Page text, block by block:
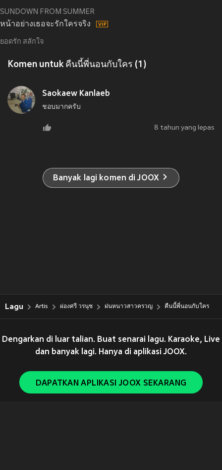
SUNDOWN FROM SUMMER
หน้าอย่างเธอจะรักใครจริง
ยอดรัก สลักใจ
Komen untuk คืนนี้พี่นอนกับใคร (1)
Saokaew Kanlaeb
ชอบมากครับ
8 tahun yang lepas
Banyak lagi komen di JOOX
Lagu Artis ผ่องศรี วรนุช ฝนหนาวสาวครวญ คืนนี้พี่นอนกับใคร
Dengarkan di luar talian. Buat senarai lagu. Karaoke, Live
dan banyak lagi. Hanya di aplikasi JOOX.
DAPATKAN APLIKASI JOOX SEKARANG